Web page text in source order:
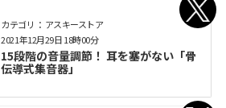
カテゴリ： アスキーストア
15段階の音量調節！ 耳を塞がない「骨
伝導式集音器」
2021年12月29日 18時00分